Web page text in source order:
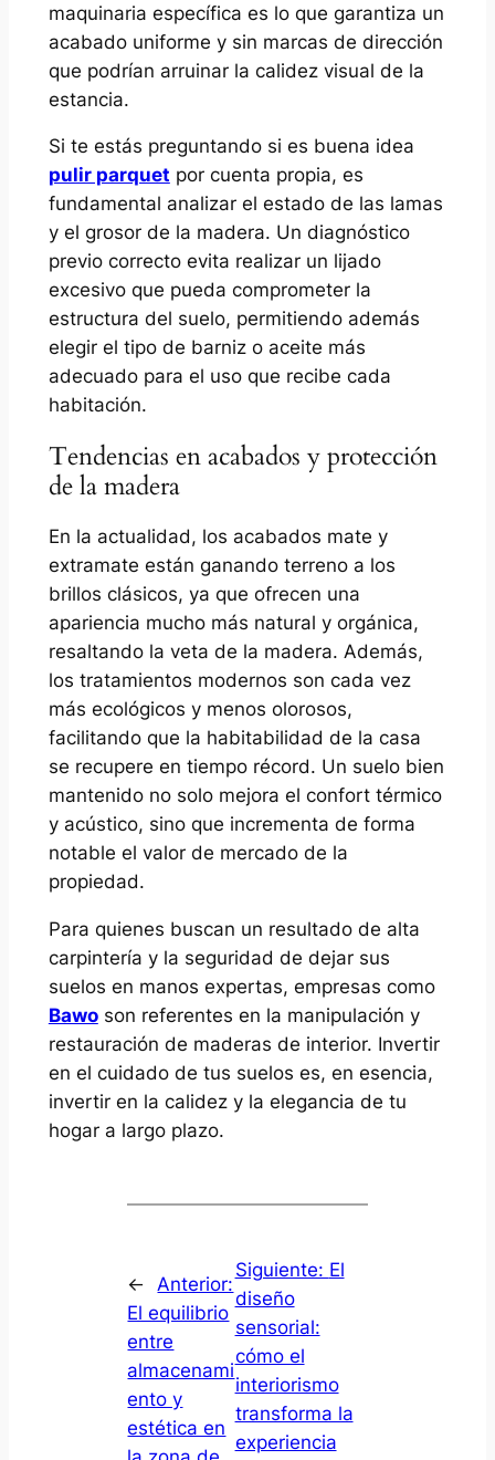
maquinaria específica es lo que garantiza un
acabado uniforme y sin marcas de dirección
que podrían arruinar la calidez visual de la
estancia.
Si te estás preguntando si es buena idea
pulir parquet por cuenta propia, es
fundamental analizar el estado de las lamas
y el grosor de la madera. Un diagnóstico
previo correcto evita realizar un lijado
excesivo que pueda comprometer la
estructura del suelo, permitiendo además
elegir el tipo de barniz o aceite más
adecuado para el uso que recibe cada
habitación.
Tendencias en acabados y protección
de la madera
En la actualidad, los acabados mate y
extramate están ganando terreno a los
brillos clásicos, ya que ofrecen una
apariencia mucho más natural y orgánica,
resaltando la veta de la madera. Además,
los tratamientos modernos son cada vez
más ecológicos y menos olorosos,
facilitando que la habitabilidad de la casa
se recupere en tiempo récord. Un suelo bien
mantenido no solo mejora el confort térmico
y acústico, sino que incrementa de forma
notable el valor de mercado de la
propiedad.
Para quienes buscan un resultado de alta
carpintería y la seguridad de dejar sus
suelos en manos expertas, empresas como
Bawoson referentes en la manipulación y
restauración de maderas de interior. Invertir
en el cuidado de tus suelos es, en esencia,
invertir en la calidez y la elegancia de tu
hogar a largo plazo.
←
Anterior:
El equilibrio
entre
almacenami
ento y
estética en
Siguiente: El
diseño
sensorial:
cómo el
interiorismo
transforma la
experiencia